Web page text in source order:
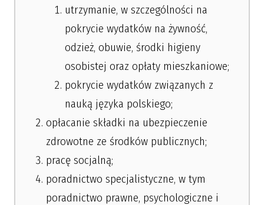
utrzymanie, w szczególności na
pokrycie wydatków na żywność,
odzież, obuwie, środki higieny
osobistej oraz opłaty mieszkaniowe;
pokrycie wydatków związanych z
nauką języka polskiego;
opłacanie składki na ubezpieczenie
zdrowotne ze środków publicznych;
pracę socjalną;
poradnictwo specjalistyczne, w tym
poradnictwo prawne, psychologiczne i